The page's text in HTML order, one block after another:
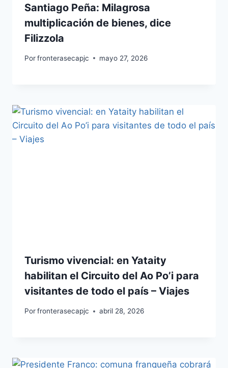
Santiago Peña: Milagrosa
multiplicación de bienes, dice
Filizzola
Porfronterasecapjc mayo 27, 2026
Turismo vivencial: en Yataity
habilitan el Circuito del Ao Po’i para
visitantes de todo el país – Viajes
Porfronterasecapjc abril 28, 2026